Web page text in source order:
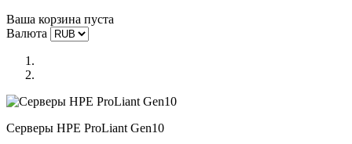
Ваша корзина пуста
Валюта
Серверы HPE ProLiant Gen10